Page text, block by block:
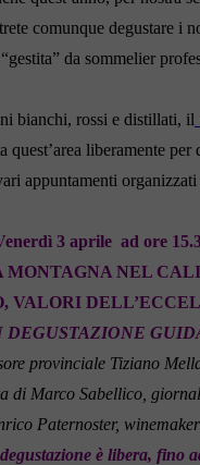
comunque degustare i
“gestita” da sommelier
bianchi, rossi e distillati, il
quest’area liberamente
appuntamenti
3 aprile ad ore
NEL
VALORI
provinciale Tiziano
di Marco Sabellico,
Paternoster, winemaker
è libera, fino